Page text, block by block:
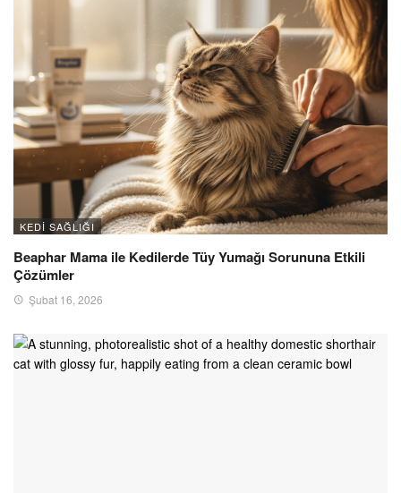
KEDI SAĞLIĞI
Beaphar Mama ile Kedilerde Tüy Yumağı Sorununa Etkili
Çözümler
Şubat 16, 2026